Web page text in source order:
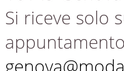
Si riceve solo